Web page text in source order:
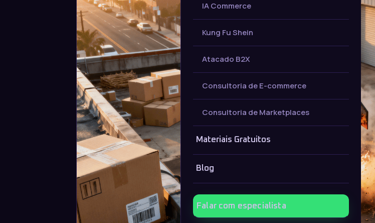
IA Commerce
Kung Fu Shein
Atacado B2X
Consultoria de E-commerce
Consultoria de Marketplaces
Materiais Gratuitos
Blog
Falar com especialista